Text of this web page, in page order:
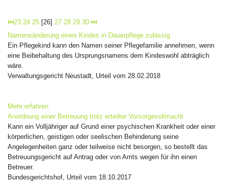
⏮23 24 25 [26] 27 28 29 30 ⏭
Namensänderung eines Kindes in Dauerpflege zulässig
Ein Pflegekind kann den Namen seiner Pflegefamilie annehmen, wenn
eine Beibehaltung des Ursprungsnamens dem Kindeswohl abträglich
wäre.
Verwaltungsgericht Neustadt, Urteil vom 28.02.2018
Mehr erfahren
Anordnung einer Betreuung trotz erteilter Vorsorgevollmacht
Kann ein Volljähriger auf Grund einer psychischen Krankheit oder einer
körperlichen, geistigen oder seelischen Behinderung seine
Angelegenheiten ganz oder teilweise nicht besorgen, so bestellt das
Betreuungsgericht auf Antrag oder von Amts wegen für ihn einen
Betreuer.
Bundesgerichtshof, Urteil vom 18.10.2017